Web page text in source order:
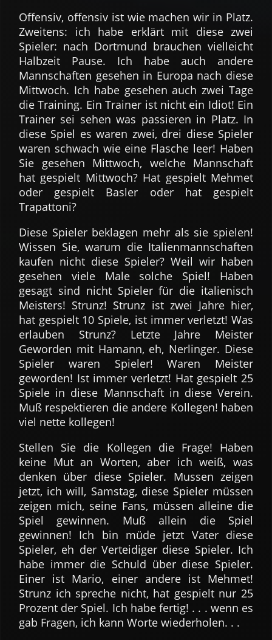
Offensiv, offensiv ist wie machen wir in Platz.
Zweitens: ich habe erklärt mit diese zwei
Spieler: nach Dortmund brauchen vielleicht
Halbzeit Pause. Ich habe auch andere
Mannschaften gesehen in Europa nach diese
Mittwoch. Ich habe gesehen auch zwei Tage
die Training. Ein Trainer ist nicht ein Idiot! Ein
Trainer sei sehen was passieren in Platz. In
diese Spiel es waren zwei, drei diese Spieler
waren schwach wie eine Flasche leer! Haben
Sie gesehen Mittwoch, welche Mannschaft
hat gespielt Mittwoch? Hat gespielt Mehmet
oder gespielt Basler oder hat gespielt
Trapattoni?
Diese Spieler beklagen mehr als sie spielen!
Wissen Sie, warum die Italienmannschaften
kaufen nicht diese Spieler? Weil wir haben
gesehen viele Male solche Spiel! Haben
gesagt sind nicht Spieler für die italienisch
Meisters! Strunz! Strunz ist zwei Jahre hier,
hat gespielt 10 Spiele, ist immer verletzt! Was
erlauben Strunz? Letzte Jahre Meister
Geworden mit Hamann, eh, Nerlinger. Diese
Spieler waren Spieler! Waren Meister
geworden! Ist immer verletzt! Hat gespielt 25
Spiele in diese Mannschaft in diese Verein.
Muß respektieren die andere Kollegen! haben
viel nette kollegen!
Stellen Sie die Kollegen die Frage! Haben
keine Mut an Worten, aber ich weiß, was
denken über diese Spieler. Mussen zeigen
jetzt, ich will, Samstag, diese Spieler müssen
zeigen mich, seine Fans, müssen alleine die
Spiel gewinnen. Muß allein die Spiel
gewinnen! Ich bin müde jetzt Vater diese
Spieler, eh der Verteidiger diese Spieler. Ich
habe immer die Schuld über diese Spieler.
Einer ist Mario, einer andere ist Mehmet!
Strunz ich spreche nicht, hat gespielt nur 25
Prozent der Spiel. Ich habe fertig! . . . wenn es
gab Fragen, ich kann Worte wiederholen. . .